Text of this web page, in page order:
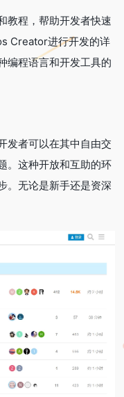
教程，帮助开发者快速
Creator进行开发的详
编程语言和开发工具的
发者可以在其中自由交
。这种开放和互助的环
。无论是新手还是资深